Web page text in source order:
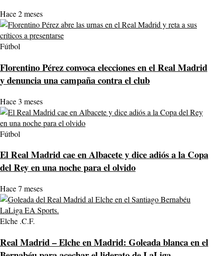
Hace 2 meses
Fútbol
Florentino Pérez convoca elecciones en el Real Madrid
y denuncia una campaña contra el club
Hace 3 meses
Fútbol
El Real Madrid cae en Albacete y dice adiós a la Copa
del Rey en una noche para el olvido
Hace 7 meses
Elche .C.F.
Real Madrid – Elche en Madrid: Goleada blanca en el